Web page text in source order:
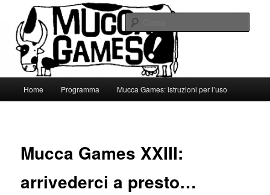
contenuto
principaleMucca Games
Gli adoratori della Grande Mucca
principale
Home Programma Mucca Games: istruzioni per l’uso
Mucca Games XXIII:
arrivederci a presto…